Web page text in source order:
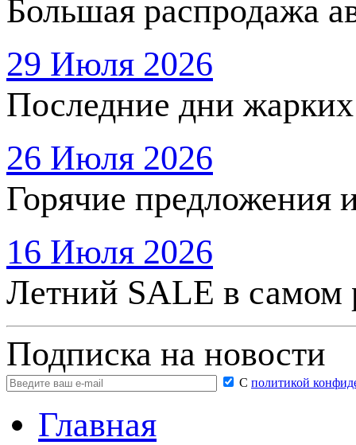
Большая распродажа
29 Июля 2026
Последние дни
26 Июля 2026
Горячие предложения
16 Июля 2026
Летний SALE в самом
Подписка на новости
С политикой
Главная